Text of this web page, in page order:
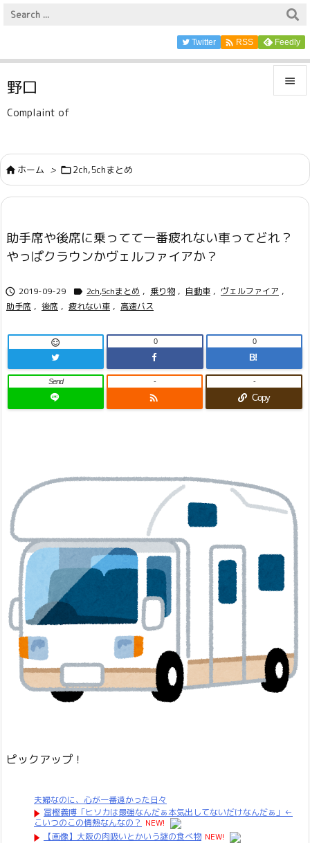

サイド

前へ
次へ
Twitter  RSS Feedly
野口
Complaint of
ホーム > 2ch,5chまとめ
助手席や後席に乗ってて一番疲れない車ってどれ？
やっぱクラウンかヴェルファイアか？
 2019-09-29  2ch,5chまとめ , 乗り物 , 自動車 , ヴェルファイア ,
助手席 , 後席 , 疲れない車 , 高速バス
 0
B!
0
Send

-
Copy
-
ピックアップ！
夫婦なのに、心が一番遠かった日々
冨樫義博「ヒソカは最強なんだぁ本気出してないだけなんだぁ」←
こいつのこの情熱なんなの？ NEW!
【画像】大阪の肉吸いとかいう謎の食べ物 NEW!